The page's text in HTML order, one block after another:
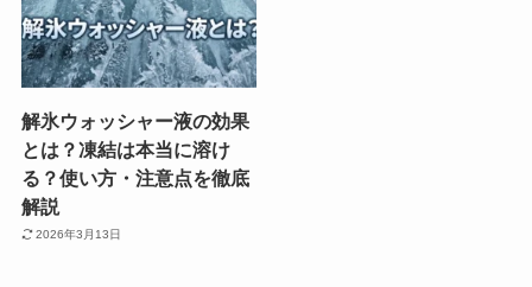
解氷ウォッシャー液の効果
とは？凍結は本当に溶け
る？使い方・注意点を徹底
解説
2026年3月13日